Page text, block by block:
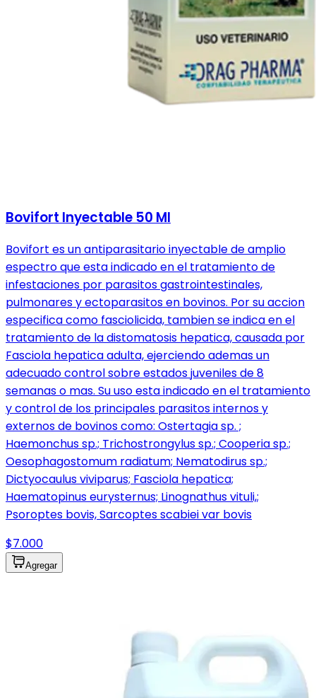
Bovifort Inyectable 50 Ml
Bovifort es un antiparasitario inyectable de amplio
espectro que esta indicado en el tratamiento de
infestaciones por parasitos gastrointestinales,
pulmonares y ectoparasitos en bovinos. Por su accion
especifica como fasciolicida, tambien se indica en el
tratamiento de la distomatosis hepatica, causada por
Fasciola hepatica adulta, ejerciendo ademas un
adecuado control sobre estados juveniles de 8
semanas o mas. Su uso esta indicado en el tratamiento
y control de los principales parasitos internos y
externos de bovinos como: Ostertagia sp. ;
Haemonchus sp.; Trichostrongylus sp.; Cooperia sp.;
Oesophagostomum radiatum; Nematodirus sp.;
Dictyocaulus viviparus; Fasciola hepatica;
Haematopinus eurysternus; Linognathus vituli,;
Psoroptes bovis, Sarcoptes scabiei var bovis
$7.000
Agregar